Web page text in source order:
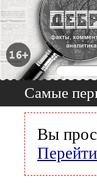
Самые
Вы